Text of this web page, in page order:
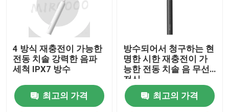
4 방식 재충전이 가능한
전동 치솔 강력한 음파
세척 IPX7 방수
최고의 가격
방수되어서 청구하는 현
명한 시한 재충전이 가
능한 전동 치솔 음 무선
전신
최고의 가격